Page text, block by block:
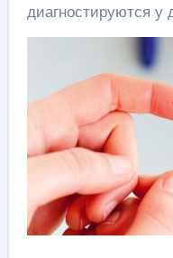
диагностируются у